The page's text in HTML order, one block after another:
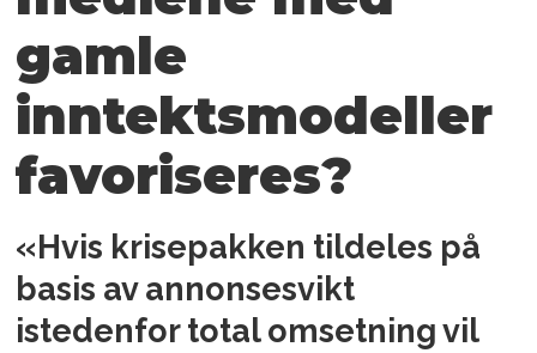
gamle
inntektsmodeller
favoriseres?
«Hvis krisepakken tildeles på
basis av annonsesvikt
istedenfor total omsetning vil